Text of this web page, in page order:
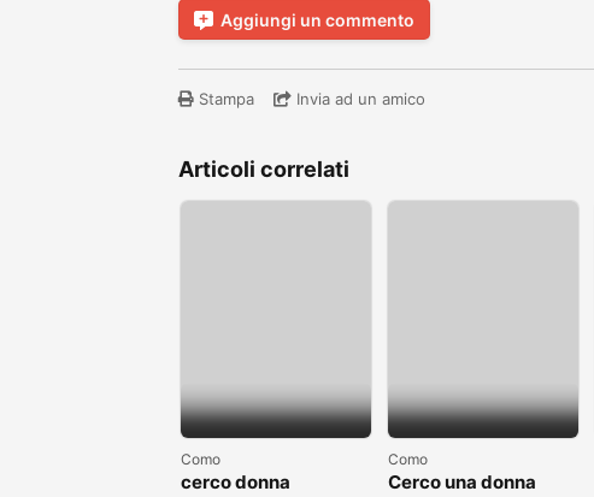
Aggiungi un commento
Stampa Invia ad un amico
Articoli correlati
Como
cerco donna
Como
Cerco una donna